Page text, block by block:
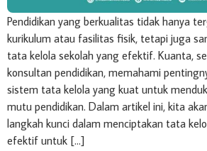
Pendidikan yang berkualitas tidak hanya
kurikulum atau fasilitas fisik, tetapi juga
tata kelola sekolah yang efektif. Kuanta,
konsultan pendidikan, memahami
sistem tata kelola yang kuat untuk
mutu pendidikan. Dalam artikel ini, kita
langkah kunci dalam menciptakan tata
efektif untuk […]